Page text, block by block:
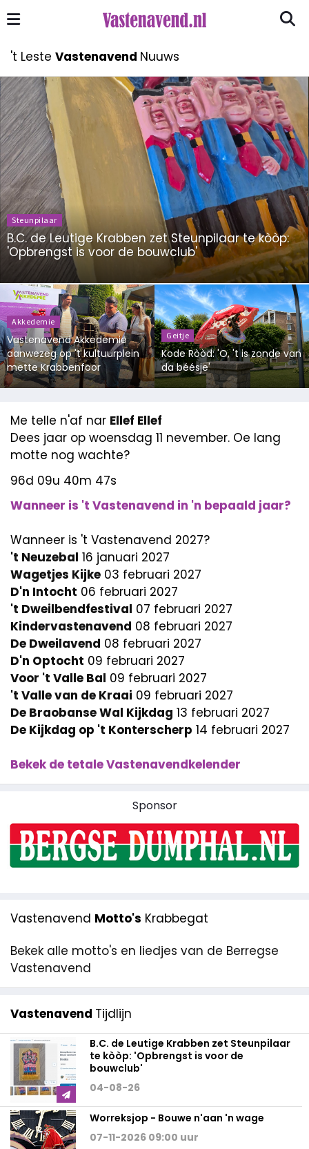
't Leste Vastenavend Nuuws
Steunpilaar
B.C. de Leutige Krabben zet Steunpilaar te kòòp:
'Opbrengst is voor de bouwclub'
Akkedemie
Vastenavend Akkedemie
aanwezeg op 't kultuurplein
mette Krabbenfoor
Geitje
Kode Ròòd: 'O, 't is zonde van
da béésje'
Me telle n'af nar Ellef Ellef
Dees jaar op woensdag 11 nevember. Oe lang
motte nog wachte?
96d 09u 40m 46s
Wanneer is 't Vastenavend in 'n bepaald jaar?
Wanneer is 't Vastenavend 2027?
't Neuzebal 16 januari 2027
Wagetjes Kijke 03 februari 2027
D'n Intocht 06 februari 2027
't Dweilbendfestival 07 februari 2027
Kindervastenavend 08 februari 2027
De Dweilavend 08 februari 2027
D'n Optocht 09 februari 2027
Voor 't Valle Bal 09 februari 2027
't Valle van de Kraai 09 februari 2027
De Braobanse Wal Kijkdag 13 februari 2027
De Kijkdag op 't Konterscherp 14 februari 2027
Bekek de tetale Vastenavendkelender
Sponsor
Vastenavend Motto's Krabbegat
Bekek alle motto's en liedjes van de Berregse
Vastenavend
Vastenavend Tijdlijn
B.C. de Leutige Krabben zet Steunpilaar
te kòòp: 'Opbrengst is voor de
bouwclub'
04-08-26
Worreksjop - Bouwe n'aan 'n wage
07-11-2026 09:00 uur